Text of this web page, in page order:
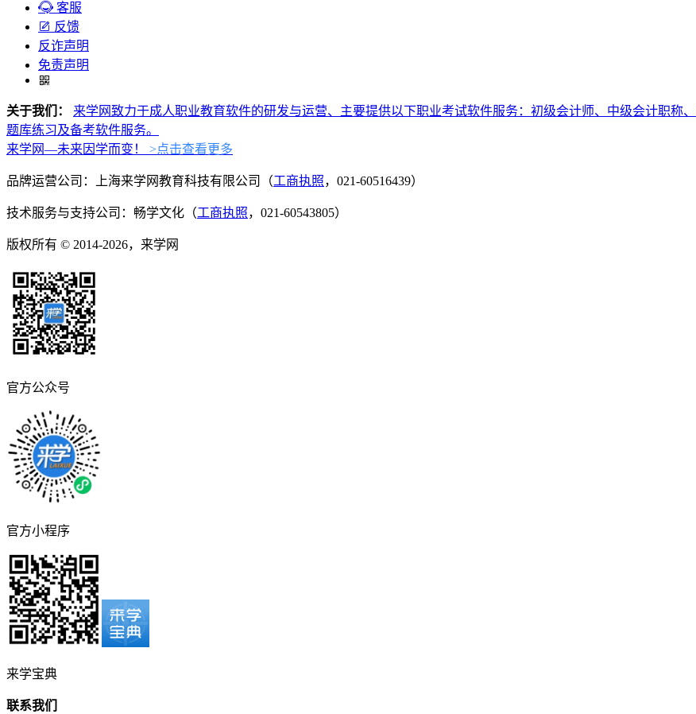
客服
反馈
反诈声明
免责声明
关于我们：
来学网致力于成人职业教育软件的研发与运营、主要提供以下职业考试软件服务：初级会计师、中级会计职称
题库练习及备考软件服务。
来学网—未来因学而变！
>点击查看更多
品牌运营公司：上海来学网教育科技有限公司（工商执照，021-60516439）
技术服务与支持公司：畅学文化（工商执照，021-60543805）
版权所有 © 2014-2026，来学网
官方公众号
官方小程序
来学宝典
联系我们